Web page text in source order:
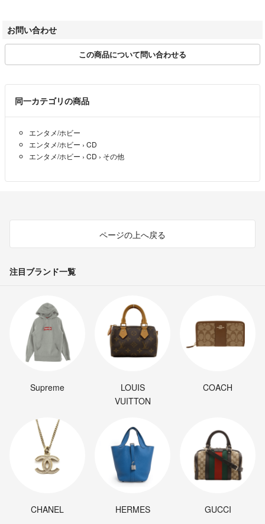
の配達がございません。
土日祝日をはさみますと、ご自宅のポストお届けまでに→【約1週間】
を要する場合もございます。
土日祝は定休日となりますもので、定休日前日ご注文分の配送およびご
連絡（ご返信）等は、翌営業日以降の対応となりますので予めご了承く
☆★お問い合わせ★☆
商品詳細ページ、または取引ページより、お問い合わせボタン押下＞問
また、商品の付属品（付属特典DVDや小冊子・その他特典）は付いてお
■商品の配送について
筒に入れましてメール便（日本郵便ゆうメール）にてお送りいたしま
す。（巻数の多いDVDは不織布に入れてジャケットとディスクのみに
て、メール便発送いたします）
▼特商法
https://fril.jp/ts/official/law/a060/
https://fril.jp/ts/official/law/a060/#return_policy
お問い合わせ
この商品について問い合わせる
同一カテゴリの商品
エンタメ/ホビー
エンタメ/ホビー › CD
エンタメ/ホビー › CD › その他
ページの上へ戻る
注目ブランド一覧
Supreme
LOUIS
VUITTON
COACH
CHANEL HERMES GUCCI